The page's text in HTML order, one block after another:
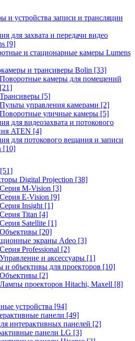
и устройства записи и трансляции
для захвата и передачи видео
[9]
и стационарные камеры Lumens
и трансиверы Bolin [33]
Поворотные камеры для помещений
[21]
Трансиверы [5]
Пульты управления камерами [2]
Поворотные уличные камеры [5]
для видеозахвата и потокового
ATEN [4]
для потокового вещания и записи
[10]
[51]
Digital Projection [38]
Серия M-Vision [3]
Серия E-Vision [9]
Серия Insight [1]
Серия Titan [4]
Серия Satellite [1]
Объективы [20]
экраны Adeo [3]
Серия Professional [2]
Управление и аксессуары [1]
и объективы для проекторов [10]
Объективы [2]
Лампы проекторов Hitachi, Maxell [8]
устройства [94]
панели [49]
интерактивных панелей [2]
панели LG [3]